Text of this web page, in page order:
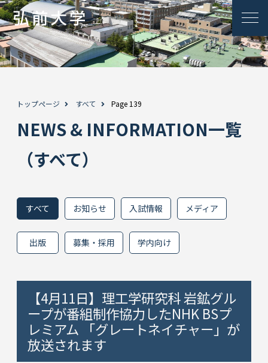
トップページ すべて Page 139
NEWS & INFORMATION一覧
（すべて）
すべて お知らせ 入試情報 メディア
出版 募集・採用 学内向け
【4月11日】理工学研究科 岩鉱グル
ープが番組制作協力したNHK BSプ
レミアム 「グレートネイチャー」が
放送されます